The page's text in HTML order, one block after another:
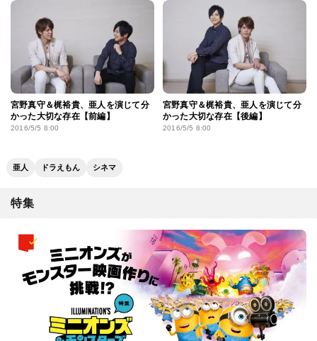
宮野真守＆梶裕貴、亜人を演じて分
かった大切な存在【前編】
2016/5/5 8:00
宮野真守＆梶裕貴、亜人を演じて分
かった大切な存在【後編】
2016/5/5 8:00
亜人 ドラえもん シネマ
特集